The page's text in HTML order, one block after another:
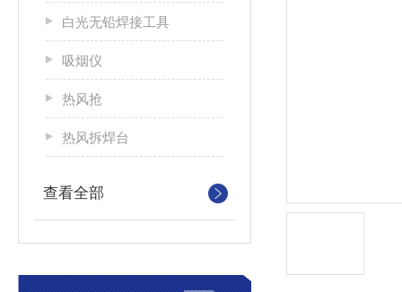
白光无铅焊接工具
吸烟仪
热风抢
热风拆焊台
查看全部